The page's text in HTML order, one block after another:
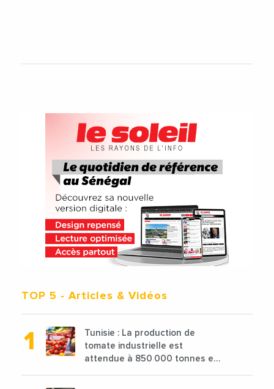
TOP 5 - Articles & Vidéos
Tunisie : La production de
tomate industrielle est
attendue à 850 000 tonnes en